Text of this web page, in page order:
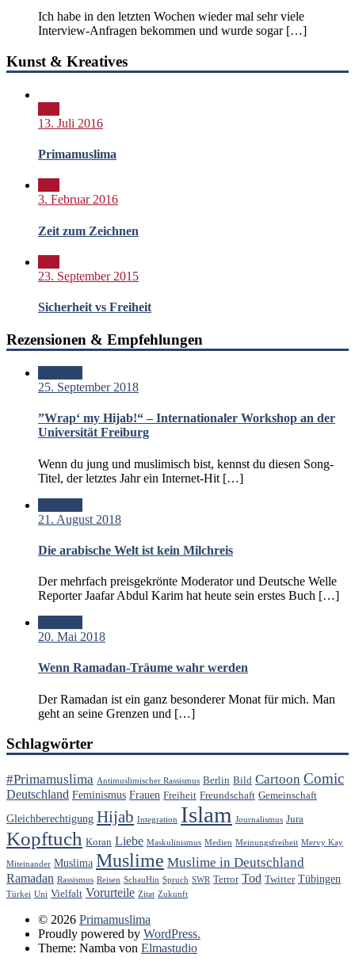
Ich habe in den letzten Wochen wieder mal sehr viele
Interview-Anfragen bekommen und wurde sogar […]
Kunst & Kreatives
13. Juli 2016
Primamuslima
3. Februar 2016
Zeit zum Zeichnen
23. September 2015
Sicherheit vs Freiheit
Rezensionen & Empfehlungen
25. September 2018
”Wrap‘ my Hijab!“ – Internationaler Workshop an der
Universität Freiburg
Wenn du jung und muslimisch bist, kennst du diesen Song-
Titel, der letztes Jahr ein Internet-Hit […]
21. August 2018
Die arabische Welt ist kein Milchreis
Der mehrfach preisgekrönte Moderator und Deutsche Welle
Reporter Jaafar Abdul Karim hat heute sein erstes Buch […]
20. Mai 2018
Wenn Ramadan-Träume wahr werden
Der Ramadan ist ein ganz besonderer Monat für mich. Man
geht an seine Grenzen und […]
Schlagwörter
#Primamuslima Antimuslimischer Rassismus Berlin Bild Cartoon Comic
Deutschland Feminismus Frauen Freiheit Freundschaft Gemeinschaft
Gleichberechtigung Hijab Integration Islam Journalismus Jura
Kopftuch Koran Liebe Maskulinismus Medien Meinungsfreiheit Mervy Kay
Miteinander Muslima Muslime Muslime in Deutschland
Ramadan Rassismus Reisen SchauHin Spruch SWR Terror Tod Twitter Tübingen
Türkei Uni Vielfalt Vorurteile Zitat Zukunft
© 2026 Primamuslima
Proudly powered by WordPress.
Theme: Namba von Elmastudio